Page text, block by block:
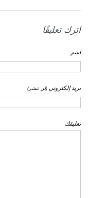
اترك تعليقًا
اسم
بريد إلكتروني (لن تنشر)
تعليقك